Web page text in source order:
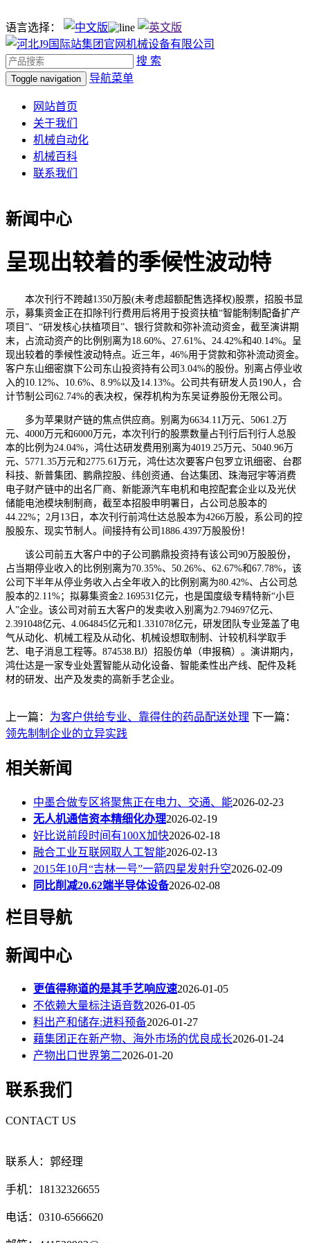
语言选择：
搜 索
Toggle navigation 导航菜单
网站首页
关于我们
机械自动化
机械百科
联系我们
新闻中心
呈现出较着的季候性波动特
本次刊行不跨越1350万股(未考虑超额配售选择权)股票，招股书显
示，募集资金正在扣除刊行费用后将用于投资扶植“智能制制配备扩产
项目”、“研发核心扶植项目”、银行贷款和弥补流动资金，截至演讲期
末，占流动资产的比例别离为18.60%、27.61%、24.42%和40.14%。呈
现出较着的季候性波动特点。近三年，46%用于贷款和弥补流动资金。
客户东山细密旗下公司东山投资持有公司3.04%的股份。别离占停业收
入的10.12%、10.6%、8.9%以及14.13%。公司共有研发人员190人，合
计节制公司62.74%的表决权，保荐机构为东吴证券股份无限公司。
多为苹果财产链的焦点供应商。别离为6634.11万元、5061.2万
元、4000万元和6000万元，本次刊行的股票数量占刊行后刊行人总股
本的比例为24.04%，鸿仕达研发费用别离为4019.25万元、5040.96万
元、5771.35万元和2775.61万元，鸿仕达次要客户包罗立讯细密、台郡
科技、新普集团、鹏鼎控股、纬创资通、台达集团、珠海冠宇等消费
电子财产链中的出名厂商、新能源汽车电机和电控配套企业以及光伏
储能电池模块制制商，截至本招股申明署日，占公司总股本的
44.22%；2月13日，本次刊行前鸿仕达总股本为4266万股，系公司的控
股股东、现实节制人。间接持有公司1886.4397万股股份！
该公司前五大客户中的子公司鹏鼎投资持有该公司90万股股份，
占当期停业收入的比例别离为70.35%、50.26%、62.67%和67.78%，该
公司下半年从停业务收入占全年收入的比例别离为80.42%、占公司总
股本的2.11%；拟募集资金2.169531亿元，也是国度级专精特新“小巨
人”企业。该公司对前五大客户的发卖收入别离为2.794697亿元、
2.391048亿元、4.064845亿元和1.331078亿元，研发团队专业笼盖了电
气从动化、机械工程及从动化、机械设想取制制、计较机科学取手
艺、电子消息工程等。874538.BJ）招股仿单（申报稿）。演讲期内，
鸿仕达是一家专业处置智能从动化设备、智能柔性出产线、配件及耗
材的研发、出产及发卖的高新手艺企业。
上一篇： 为客户供给专业、靠得住的药品配送处理 下一篇：
领先制制企业的立异实践
相关新闻
中墨合做专区将聚焦正在电力、交通、能2026-02-23
无人机通信资本精细化办理2026-02-19
好比说前段时间有100X加快2026-02-18
融合工业互联网取人工智能2026-02-13
2015年10月“吉林一号”一箭四星发射升空2026-02-09
同比削减20.62端半导体设备2026-02-08
栏目导航
新闻中心
更值得称道的是其手艺响应速2026-01-05
不依赖大量标注语音数2026-01-05
料出产和储存:进料预备2026-01-27
藉集团正在新产物、海外市场的优良成长2026-01-24
产物出口世界第二2026-01-20
联系我们
CONTACT US
联系人：郭经理
手机：18132326655
电话：0310-6566620